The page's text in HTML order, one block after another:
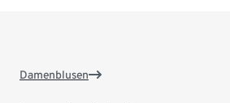
Damenblusen